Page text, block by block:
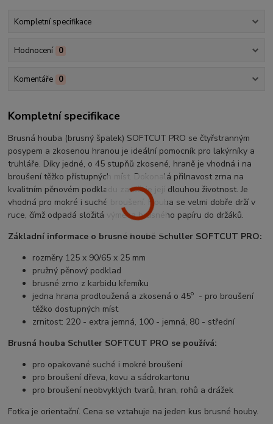
Kompletní specifikace
Hodnocení 0
Komentáře 0
Kompletní specifikace
Brusná houba (brusný špalek) SOFTCUT PRO se čtyřstranným
posypem a zkosenou hranou je ideální pomocník pro lakýrníky a
truhláře. Díky jedné, o 45 stupňů zkosené, hraně je vhodná i na
broušení těžko přístupných míst. Dokonalá přilnavost zrna na
kvalitním pěnovém podkladu zaručuje její dlouhou životnost. Je
vhodná pro mokré i suché broušení.
Houba se velmi dobře drží v
ruce, čímž odpadá složitá výměna brusného papíru do držáků.
Základní informace o brusné houbě Schuller SOFTCUT PRO:
rozměry 125 x 90/65 x 25 mm
pružný pěnový podklad
brusné zrno z karbidu křemíku
jedna hrana prodloužená a zkosená o 45o - pro broušení
těžko dostupných míst
zrnitost: 220 - extra jemná, 100 - jemná, 80 - střední
Brusná houba Schuller SOFTCUT PRO se používá:
pro opakované suché i mokré broušení
pro broušení dřeva, kovu a sádrokartonu
pro broušení neobvyklých tvarů, hran, rohů a drážek
Fotka je orientační. Cena se vztahuje na jeden kus brusné houby.